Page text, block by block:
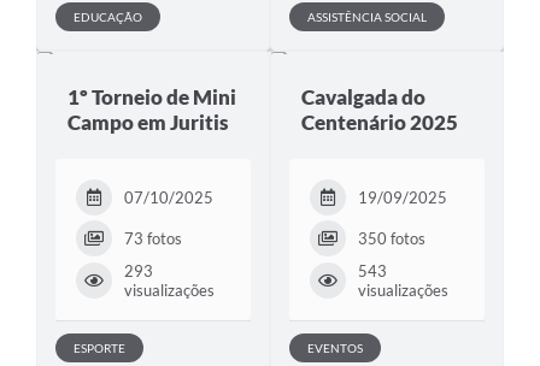
EDUCAÇÃO ASSISTÊNCIA SOCIAL
1º Torneio de Mini
Campo em Juritis
07/10/2025
73 fotos
293
visualizações
ESPORTE
Cavalgada do
Centenário 2025
19/09/2025
350 fotos
543
visualizações
EVENTOS